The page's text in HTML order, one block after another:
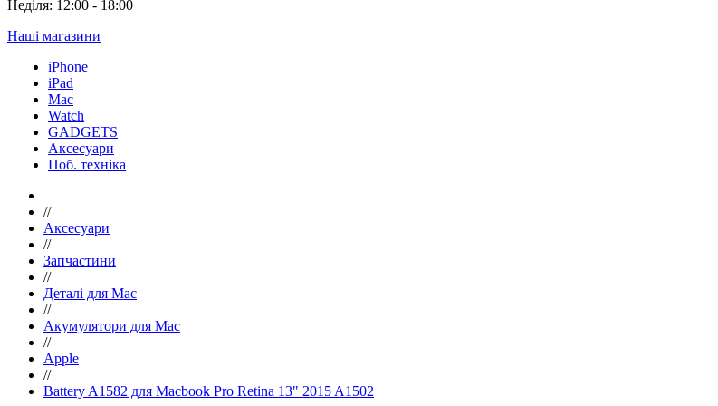
Неділя: 12:00 - 18:00
Наші магазини
iPhone
iPad
Mac
Watch
GADGETS
Аксесуари
Поб. техніка
//
Аксесуари
//
Запчастини
//
Деталі для Mac
//
Акумулятори для Mac
//
Apple
//
Battery A1582 для Macbook Pro Retina 13" 2015 A1502